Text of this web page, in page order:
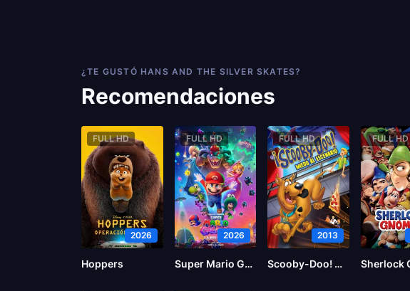
¿TE GUSTÓ HANS AND THE SILVER SKATES?
Recomendaciones
FULL HD
2026
Hoppers
FULL HD
2026
Super Mario Galaxy la película
FULL HD
2013
Scooby-Doo! Miedo al escenario
FULL HD